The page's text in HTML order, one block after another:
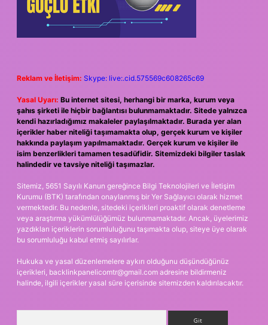
Reklam ve İletişim: Skype: live:.cid.575569c608265c69
Yasal Uyarı: Bu internet sitesi, herhangi bir marka, kurum veya
şahıs şirketi ile hiçbir bağlantısı bulunmamaktadır. Sitede yalnızca
kendi hazırladığımız makaleler paylaşılmaktadır. Burada yer alan
içerikler haber niteliği taşımamakta olup, gerçek kurum ve kişiler
hakkında paylaşım yapılmamaktadır. Gerçek kurum ve kişiler ile
isim benzerlikleri tamamen tesadüfidir. Sitemizdeki bilgiler taslak
halindedir ve tavsiye niteliği taşımazlar.
Sitemiz, 5651 Sayılı Kanun gereğince Bilgi Teknolojileri ve İletişim
Kurumu (BTK) tarafından onaylanmış bir Yer Sağlayıcı olarak hizmet
vermektedir. Bu nedenle, sitedeki içerikleri proaktif olarak denetleme
veya araştırma yükümlülüğümüz bulunmamaktadır. Ancak, üyelerimiz
yazdıkları içeriklerin sorumluluğunu taşımakta olup, siteye üye olarak
bu sorumluluğu kabul etmiş sayılırlar.
Hukuka ve yasal düzenlemelere aykırı olduğunu düşündüğünüz
içerikleri, backlinkpanelicomtr@gmail.com adresine bildirmeniz
halinde, ilgili içerikler yasal süre içerisinde sitemizden kaldırılacaktır.